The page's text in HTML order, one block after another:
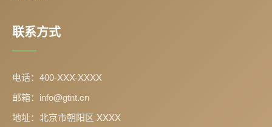
联系方式
电话：400-XXX-XXXX
邮箱：info@gtnt.cn
地址：北京市朝阳区 XXXX